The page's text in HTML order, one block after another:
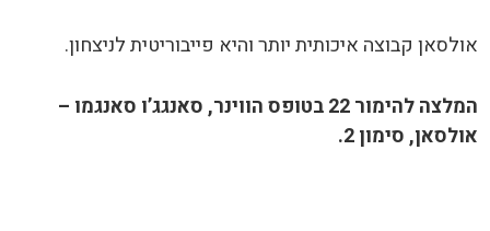
אולסאן קבוצה איכותית יותר והיא פייבוריטית לניצחון.
המלצה להימור 22 בטופס הווינר, סאנגג’ו סאנגמו –
אולסאן, סימון 2.